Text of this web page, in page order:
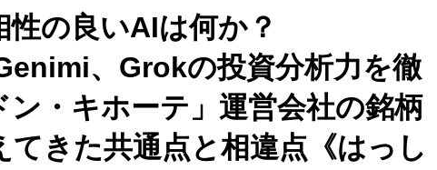
性の良いAIは何か？
、Grokの投資分析力を徹
・キホーテ」運営会社の銘柄
てきた共通点と相違点《はっし